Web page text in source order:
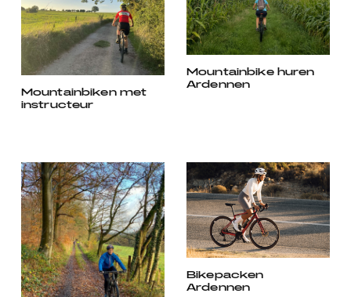
Mountainbiken met
instructeur
Mountainbike huren
Ardennen
Bikepacken
Ardennen